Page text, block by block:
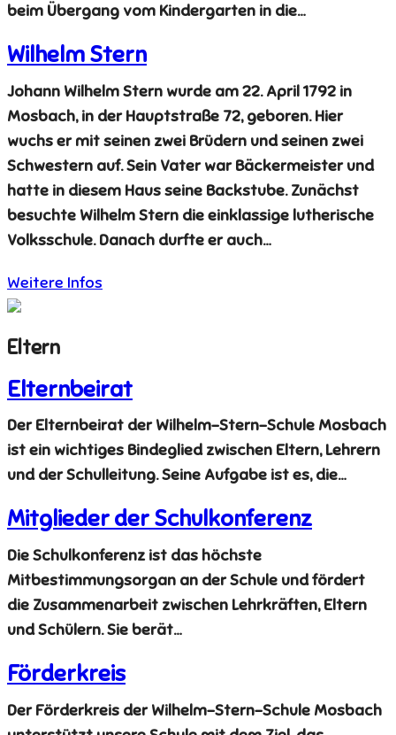
beim Übergang vom Kindergarten in die…
Wilhelm Stern
Johann Wilhelm Stern wurde am 22. April 1792 in
Mosbach, in der Hauptstraße 72, geboren. Hier
wuchs er mit seinen zwei Brüdern und seinen zwei
Schwestern auf. Sein Vater war Bäckermeister und
hatte in diesem Haus seine Backstube. Zunächst
besuchte Wilhelm Stern die einklassige lutherische
Volksschule. Danach durfte er auch…
Weitere Infos
Eltern
Elternbeirat
Der Elternbeirat der Wilhelm-Stern-Schule Mosbach
ist ein wichtiges Bindeglied zwischen Eltern, Lehrern
und der Schulleitung. Seine Aufgabe ist es, die…
Mitglieder der Schulkonferenz
Die Schulkonferenz ist das höchste
Mitbestimmungsorgan an der Schule und fördert
die Zusammenarbeit zwischen Lehrkräften, Eltern
und Schülern. Sie berät…
Förderkreis
Der Förderkreis der Wilhelm-Stern-Schule Mosbach